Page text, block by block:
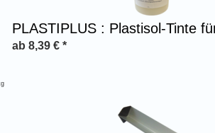
PLASTIPLUS : Plastisol-Tinte
ab 8,39 € *